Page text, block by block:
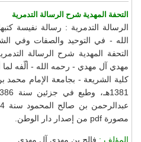
التحفة المهدية شرح الرسالة التدمرية
الرسالة التدمرية : رسالة نفيسة
الله - في التوحيد والصفات وفي
التحفة المهدية شرح الرسالة
مهدي آل مهدي - رحمه الله - ألّفه لما
كلية الشريعة - بجامعة الإمام محمد
مصورة pdf من إصدار دار الوطن.
المؤلف : فالح بن مهدي آل مهدي